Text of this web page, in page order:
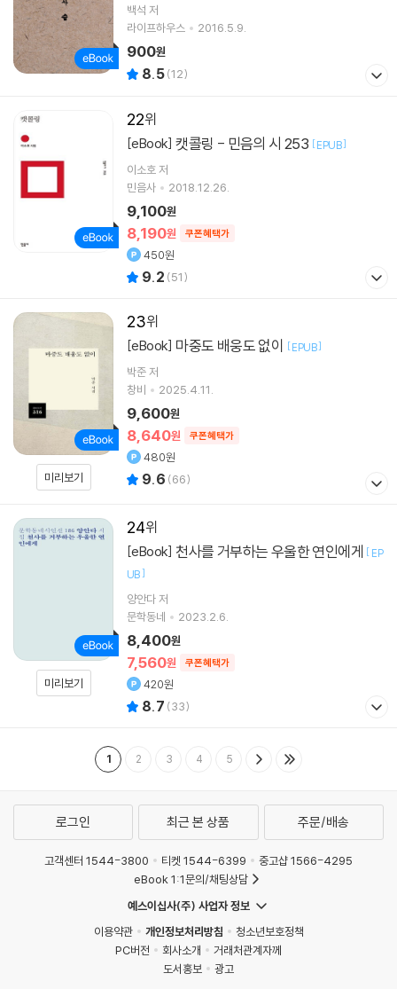
백석 저
라이프하우스
2016.5.9.
900원
8.5(12)
22
[eBook] 캣콜링 - 민음의 시 253 [EPUB]
이소호저
민음사
2018.12.26.
8,190원 쿠폰혜택가
9,100원
450원
9.2 (51)
23
미리보기
[eBook] 마중도 배웅도 없이 [EPUB]
박준저
창비
2025.4.11.
8,640원 쿠폰혜택가
9,600원
480원
9.6 (66)
24
미리보기
[eBook] 천사를 거부하는 우울한 연인에게 [ EP
UB]
양안다저
문학동네
2023.2.6.
7,560원 쿠폰혜택가
8,400원
420원
8.7 (33)
1 2 3 4 5
로그인 최근 본 상품 주문/배송
고객센터 1544-3800 티켓 1544-6399
중고샵 1566-4295
eBook 1:1문의/채팅상담
예스이십사(주) 사업자 정보
이용약관
개인정보처리방침
청소년보호정책
PC버전
회사소개
거래처관계자께
도서홍보
광고